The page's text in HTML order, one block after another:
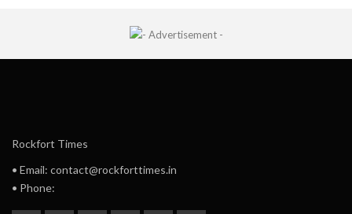
Rockfort Times
• Email: contact@rockforttimes.in
• Phone: